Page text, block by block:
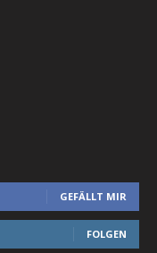
GEFÄLLT MIR
FOLGEN